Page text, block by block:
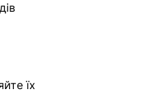
їх